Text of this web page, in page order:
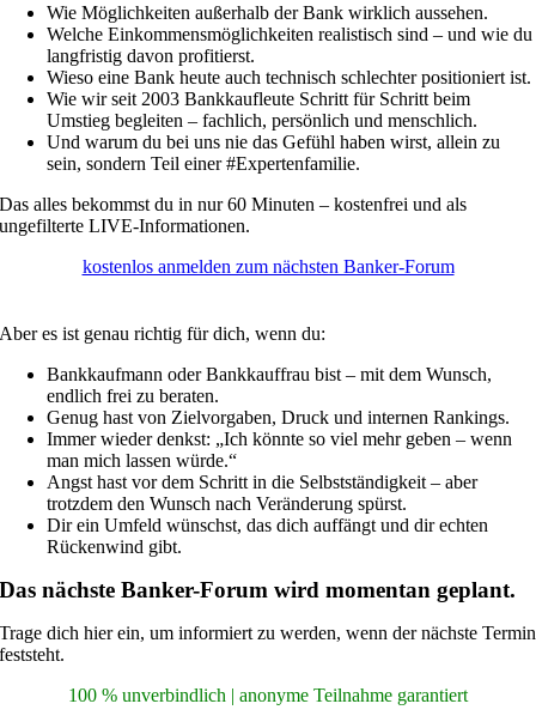
Wie Möglichkeiten außerhalb der Bank wirklich aussehen.
Welche Einkommensmöglichkeiten realistisch sind – und wie du
langfristig davon profitierst.
Wieso eine Bank heute auch technisch schlechter positioniert ist.
Wie wir seit 2003 Bankkaufleute Schritt für Schritt beim
Umstieg begleiten – fachlich, persönlich und menschlich.
Und warum du bei uns nie das Gefühl haben wirst, allein zu
sein, sondern Teil einer #Expertenfamilie.
Das alles bekommst du in nur 60 Minuten – kostenfrei und als
ungefilterte LIVE-Informationen.
kostenlos anmelden zum nächsten Banker-Forum
Aber es ist genau richtig für dich, wenn du:
Bankkaufmann oder Bankkauffrau bist – mit dem Wunsch,
endlich frei zu beraten.
Genug hast von Zielvorgaben, Druck und internen Rankings.
Immer wieder denkst: „Ich könnte so viel mehr geben – wenn
man mich lassen würde.“
Angst hast vor dem Schritt in die Selbstständigkeit – aber
trotzdem den Wunsch nach Veränderung spürst.
Dir ein Umfeld wünschst, das dich auffängt und dir echten
Rückenwind gibt.
Das nächste Banker-Forum wird momentan geplant.
Trage dich hier ein, um informiert zu werden, wenn der nächste Termin
feststeht.
100 % unverbindlich | anonyme Teilnahme garantiert